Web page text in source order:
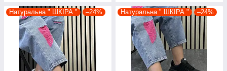
Натуральна " ШКІРА " –24% Натуральна " ШКІРА " –24%